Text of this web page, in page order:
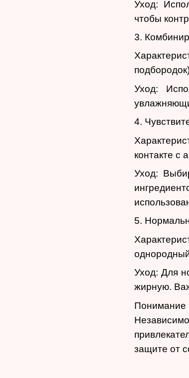
Уход:
чтобы
3.
Уход:
4.
контакте с
Уход:
5.
однородный
Уход: Для
жирную.
защите от